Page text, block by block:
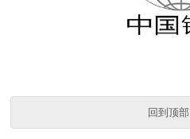
回到顶部